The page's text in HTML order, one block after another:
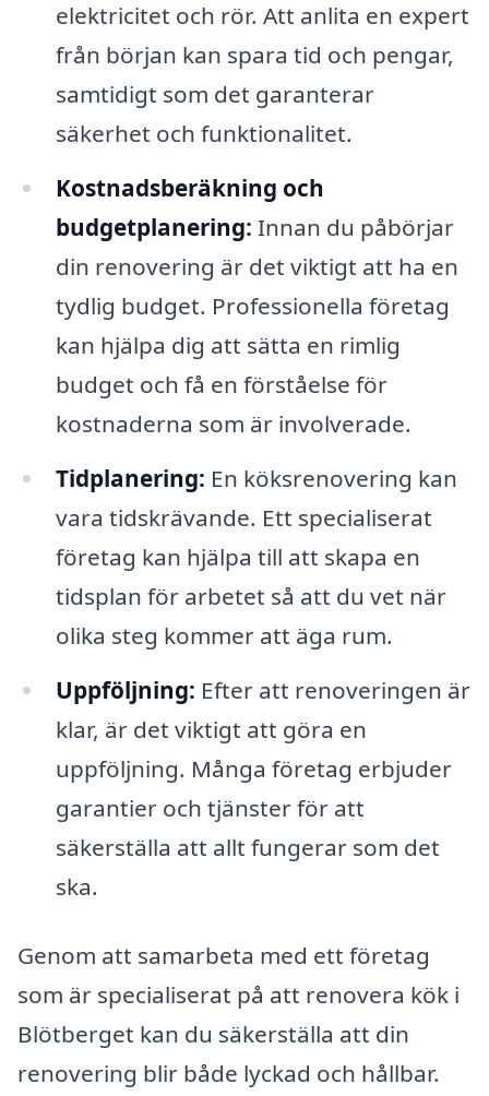
elektricitet och rör. Att anlita en expert
från början kan spara tid och pengar,
samtidigt som det garanterar
säkerhet och funktionalitet.
Kostnadsberäkning och
budgetplanering: Innan du påbörjar
din renovering är det viktigt att ha en
tydlig budget. Professionella företag
kan hjälpa dig att sätta en rimlig
budget och få en förståelse för
kostnaderna som är involverade.
Tidplanering: En köksrenovering kan
vara tidskrävande. Ett specialiserat
företag kan hjälpa till att skapa en
tidsplan för arbetet så att du vet när
olika steg kommer att äga rum.
Uppföljning: Efter att renoveringen är
klar, är det viktigt att göra en
uppföljning. Många företag erbjuder
garantier och tjänster för att
säkerställa att allt fungerar som det
ska.
Genom att samarbeta med ett företag
som är specialiserat på att renovera kök i
Blötberget kan du säkerställa att din
renovering blir både lyckad och hållbar.